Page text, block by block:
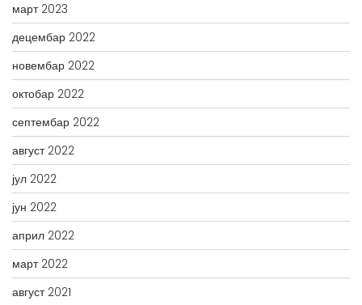
март 2023
децембар 2022
новембар 2022
октобар 2022
септембар 2022
август 2022
јул 2022
јун 2022
април 2022
март 2022
август 2021